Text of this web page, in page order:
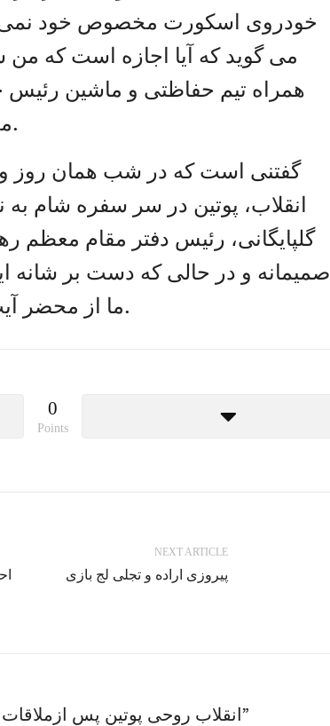
خودروی اسکورت مخصوص خود نمی
می گوید که آیا اجازه است که من
همراه تیم حفاظتی و ماشین
معظم رهبری را ترک می کند.
گفتنی است که در شب همان روز و
انقلاب، پوتین در سر سفره شام به
گلپایگانی، رئیس دفتر مقام معظم
صمیمانه و در حالی که دست بر شانه
ما از محضر آیت الله خامنه ای فیض بردیم.
0
Points
NEXT ARTICLE
پیروزی اراده و تجلی لج بازی
2 thoughts on “انقلاب روحی پوتین پس ازملاقات با رهبر معظم انقلاب”